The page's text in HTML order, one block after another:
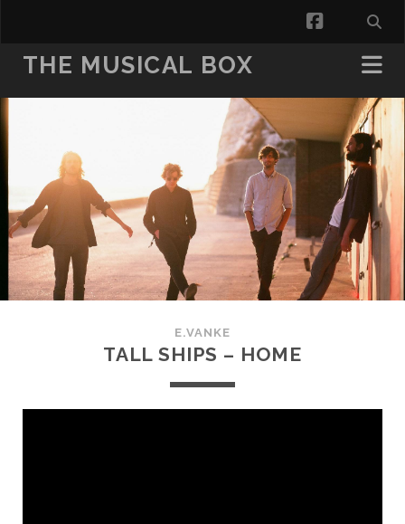
facebook
THE MUSICAL BOX
E.VANKE
TALL SHIPS – HOME